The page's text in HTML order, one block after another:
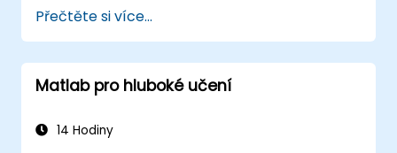
modelování a programování. Mezi konkrétní
témata patří:
Vizualizace dat z vektorů a matic
Pracovní s datovými soubory
Práce s různými typy dat
Automatizace příkazů pomocí skriptů
struktur
Přečtěte si více...
Matlab pro hluboké učení
14 Hodiny